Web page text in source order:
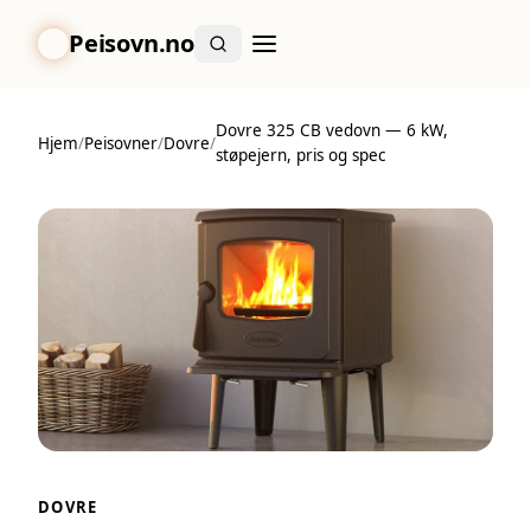
Peisovn.no
Hjem/Peisovner/Dovre/
Dovre 325 CB vedovn — 6 kW,
støpejern, pris og spec
DOVRE